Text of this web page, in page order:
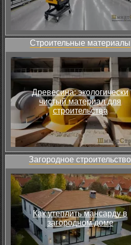
Строительные материалы
Древесина: экологически
чистый материал для
строительства
Загородное строительство
Как утеплить мансарду в
загородном доме